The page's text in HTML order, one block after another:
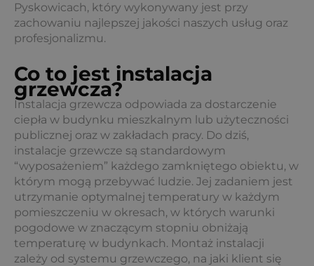
Pyskowicach, który wykonywany jest przy
zachowaniu najlepszej jakości naszych usług oraz
profesjonalizmu.
Co to jest instalacja
grzewcza?
Instalacja grzewcza odpowiada za dostarczenie
ciepła w budynku mieszkalnym lub użyteczności
publicznej oraz w zakładach pracy. Do dziś,
instalacje grzewcze są standardowym
“wyposażeniem” każdego zamkniętego obiektu, w
którym mogą przebywać ludzie. Jej zadaniem jest
utrzymanie optymalnej temperatury w każdym
pomieszczeniu w okresach, w których warunki
pogodowe w znaczącym stopniu obniżają
temperaturę w budynkach. Montaż instalacji
zależy od systemu grzewczego, na jaki klient się